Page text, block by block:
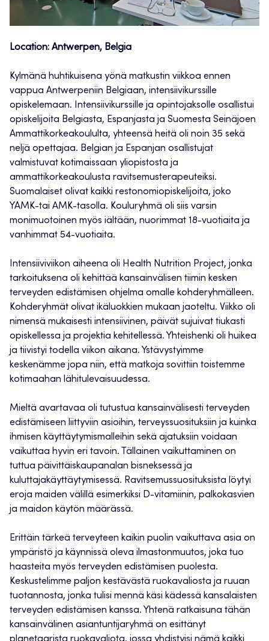
Location: Antwerpen, Belgia
Kylmänä huhtikuisena yönä matkustin viikkoa ennen
vappua Antwerpeniin Belgiaan, intensiivikurssille
opiskelemaan. Intensiivikurssille ja opintojaksolle osallistui
opiskelijoita Belgiasta, Espanjasta ja Suomesta Seinäjoen
Ammattikorkeakoululta, yhteensä heitä oli noin 35 sekä
neljä opettajaa. Belgian ja Espanjan osallistujat
valmistuvat kotimaissaan yliopistosta ja
ammattikorkeakoulusta ravitsemusterapeuteiksi.
Suomalaiset olivat kaikki restonomiopiskelijoita, joko
YAMK-tai AMK-tasolla. Kouluryhmä oli siis varsin
monimuotoinen myös iältään, nuorimmat 18-vuotiaita ja
vanhimmat 54-vuotiaita.
Intensiiviviikon aiheena oli Health Nutrition Project, jonka
tarkoituksena oli kehittää kansainvälisen tiimin kesken
terveyden edistämisen ohjelma omalle kohderyhmälleen.
Kohderyhmät olivat ikäluokkien mukaan jaoteltu. Viikko oli
nimensä mukaisesti intensiivinen, päivät sujuivat tiukasti
opiskellessa ja projektia kehitellessä. Yhteishenki oli huikea
ja tiivistyi todella viikon aikana. Ystävystyimme
keskenämme jopa niin, että matkoja sovittiin toistemme
kotimaahan lähitulevaisuudessa.
Mieltä avartavaa oli tutustua kansainvälisesti terveyden
edistämiseen liittyviin asioihin, terveyssuosituksiin ja kuinka
ihmisen käyttäytymismalleihin sekä ajatuksiin voidaan
vaikuttaa hyvin eri tavoin. Tällainen vaikuttaminen on
tuttua päivittäiskaupanalan bisneksessä ja
kuluttajakäyttäytymisessä. Ravitsemussuosituksista löytyi
eroja maiden välillä esimerkiksi D-vitamiinin, palkokasvien
ja maidon käytön määrässä.
Erittäin tärkeä terveyteen kaikin puolin vaikuttava asia on
ympäristö ja käynnissä oleva ilmastonmuutos, joka tuo
haasteita myös terveyden edistämisen puolesta.
Keskustelimme paljon kestävästä ruokavaliosta ja ruuan
tuotannosta, jonka tulisi mennä käsi kädessä kansalaisten
terveyden edistämisen kanssa. Yhtenä ratkaisuna tähän
kansainvälinen asiantuntijaryhmä on esittänyt
planetaarista ruokavaliota, jossa yhdistyisi nämä kaikki